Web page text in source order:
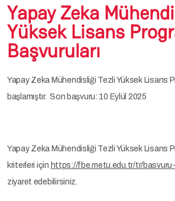
Yapay Zeka
Yüksek Lisans
Başvuruları
Yapay Zeka Mühendisliği Tezli Yüksek Lisans
başlamıştır. Son başvuru: 10 Eylül 2025
Yapay Zeka Mühendisliği Tezli Yüksek Lisans
kriterleri için https://fbe.metu.edu.tr/tr/
ziyaret edebilirsiniz.